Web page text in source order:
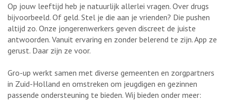
Op jouw leeftijd heb je natuurlijk allerlei vragen. Over drugs
bijvoorbeeld. Of geld. Stel je die aan je vrienden? Die pushen
altijd zo. Onze jongerenwerkers geven discreet de juiste
antwoorden. Vanuit ervaring en zonder belerend te zijn. App ze
gerust. Daar zijn ze voor.
Gro-up werkt samen met diverse gemeenten en zorgpartners
in Zuid-Holland en omstreken om jeugdigen en gezinnen
passende ondersteuning te bieden. Wij bieden onder meer: